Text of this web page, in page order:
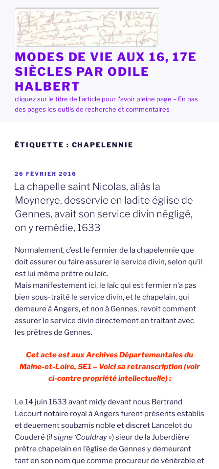
contenu
principal
MODES DE VIE AUX 16, 17E
SIÈCLES PAR ODILE
HALBERT
cliquez sur le titre de l'article pour l'avoir pleine page – En bas
des pages les outils de recherche et commentaires
ÉTIQUETTE : CHAPELENNIE
PUBLIÉ
LE
26 FÉVRIER 2016
La chapelle saint Nicolas, aliàs la
Moynerye, desservie en ladite église de
Gennes, avait son service divin négligé,
on y remédie, 1633
Normalement, c’est le fermier de la chapelennie que
doit assurer ou faire assurer le service divin, selon qu’il
est lui même prêtre ou laïc.
Mais manifestement ici, le laïc qui est fermier n’a pas
bien sous-traité le service divin, et le chapelain, qui
demeure à Angers, et non à Gennes, revoit comment
assurer le service divin directement en traitant avec
les prêtres de Gennes.
Cet acte est aux Archives Départementales du
Maine-et-Loire, 5E1 – Voici sa retranscription (voir
ci-contre propriété intellectuelle) :
Le 14 juin 1633 avant midy devant nous Bertrand
Lecourt notaire royal à Angers furent présents establis
et deuement soubzmis noble et discret Lancelot du
Couderé (il signe ‘Couldray ») sieur de la Juberdière
prêtre chapelain en l’église de Gennes y demeurant
tant en son nom que comme procureur de vénérable et